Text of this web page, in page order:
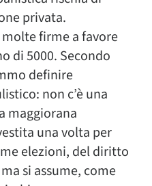
privata.
firme a favore
di 5000. Secondo
definire
non c’è una
maggiorana
una volta per
elezioni, del diritto
si assume, come